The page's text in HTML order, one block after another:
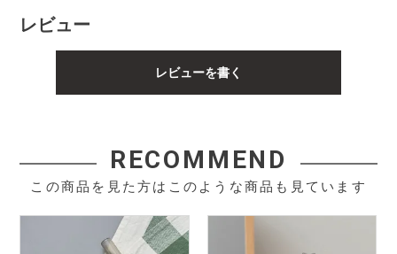
レビュー
レビューを書く
RECOMMEND
この商品を見た方はこのような商品も見ています